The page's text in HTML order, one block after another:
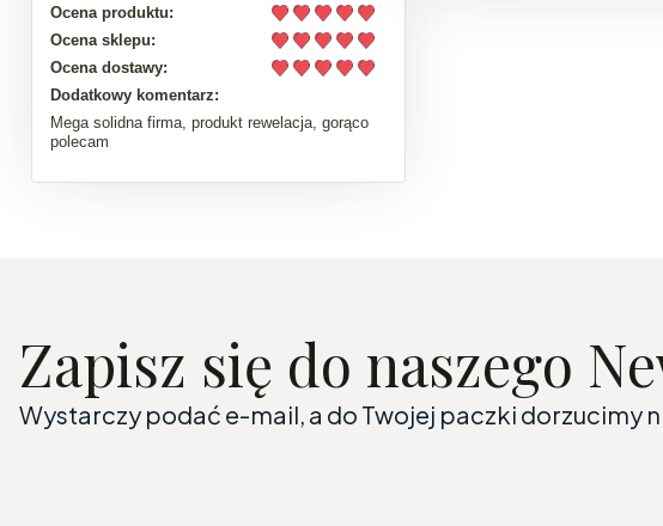
Ocena produktu:
Ocena sklepu:
Ocena dostawy:
Dodatkowy komentarz:
Mega solidna firma, produkt rewelacja, gorąco
polecam
Zapisz się do naszego
Wystarczy podać e-mail, a do Twojej paczki dorzucimy